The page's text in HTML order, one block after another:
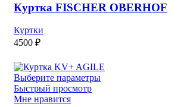
Куртка FISCHER OBERHOF
Куртки
4500 ₽
Выберите параметры
Быстрый просмотр
Мне нравится